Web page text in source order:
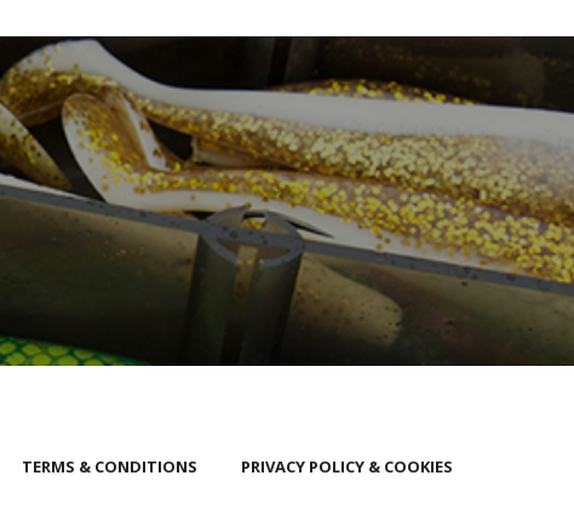
TERMS & CONDITIONS PRIVACY POLICY & COOKIES